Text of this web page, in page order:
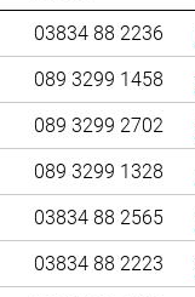
03834 88 2236
089 3299 1458
089 3299 2702
089 3299 1328
03834 88 2565
03834 88 2223